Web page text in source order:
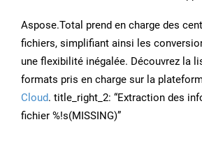
Aspose.Total prend en charge des
fichiers, simplifiant ainsi les
une flexibilité inégalée. Découvrez la
formats pris en charge sur la
Cloud. title_right_2: “Extraction des
fichier %!s(MISSING)”